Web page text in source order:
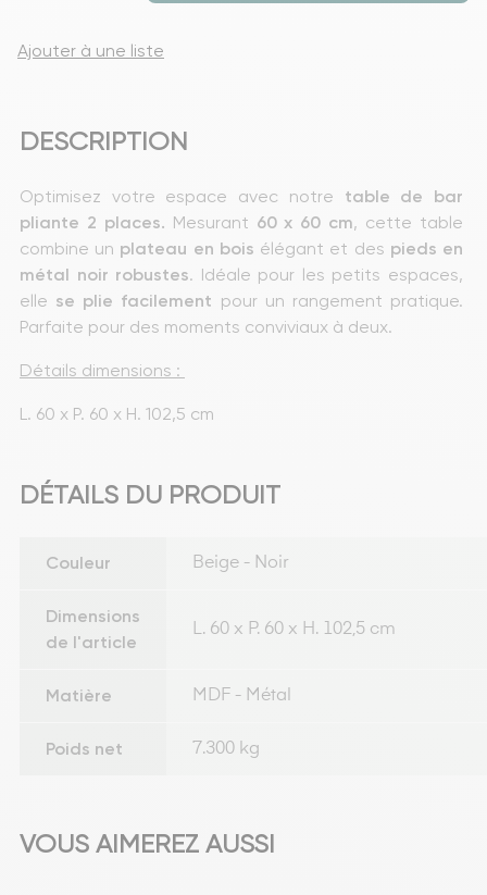
Ajouter à une liste
DESCRIPTION
Optimisez votre espace avec notre table de bar
pliante 2 places. Mesurant 60 x 60 cm, cette table
combine un plateau en bois élégant et des pieds en
métal noir robustes. Idéale pour les petits espaces,
elle se plie facilement pour un rangement pratique.
Parfaite pour des moments conviviaux à deux.
Détails dimensions :
L. 60 x P. 60 x H. 102,5 cm
DÉTAILS DU PRODUIT
Couleur Beige - Noir
Dimensions
de l'article
L. 60 x P. 60 x H. 102,5 cm
Matière MDF - Métal
Poids net 7.300 kg
VOUS AIMEREZ AUSSI